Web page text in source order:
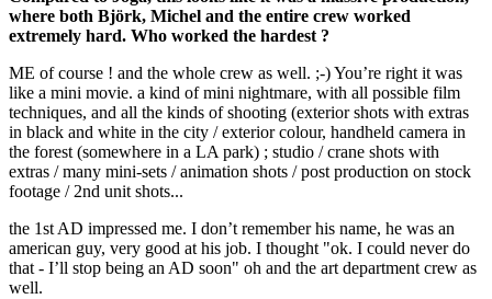
where both Björk, Michel and the entire crew worked
extremely hard. Who worked the hardest ?
ME of course ! and the whole crew as well. ;-) You’re right it was
like a mini movie. a kind of mini nightmare, with all possible film
techniques, and all the kinds of shooting (exterior shots with extras
in black and white in the city / exterior colour, handheld camera in
the forest (somewhere in a LA park) ; studio / crane shots with
extras / many mini-sets / animation shots / post production on stock
footage / 2nd unit shots...
the 1st AD impressed me. I don’t remember his name, he was an
american guy, very good at his job. I thought "ok. I could never do
that - I’ll stop being an AD soon" oh and the art department crew as
well.